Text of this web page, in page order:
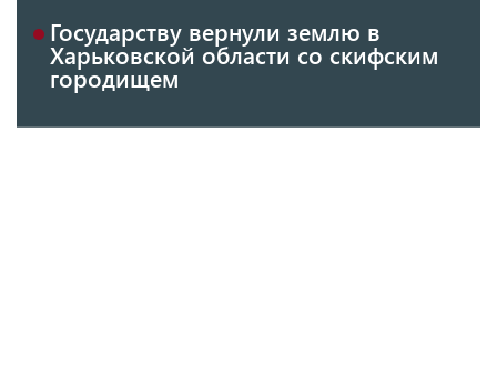
Государству вернули землю в
Харьковской области со скифским
городищем